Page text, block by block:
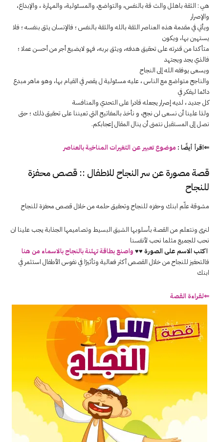
هي : الثقة باهلل والث قة بالنفس، والتواضع، والمسئولية، والمهارة ، والإبداع،
والإصرار
ويأتي في مقدمة هذه العناصر الثقة بالله والثقة بالنفس ؛ فالإنسان يثق بنفسه ؛ فلا
يستهین بها، ويكون
متأكدا من قدرته على تحقیق هدفه، ويثق بربه، فهو لايضيع أجر من أحسن عملا ؛
فالذي يجد ويجتهد
ويسعى يوفقه الله إلى النجاح
والناجح متواضع مع الناس ، عليه مسئولية ل يقصر في القيام بها، وهو ماهر مبدع
دائما ليفكر في
كل جديد ، لديه إصرار يجعله قادرا على التحدي والمنافسة
ولذا علینا أن نسعى لن نجح، و نأخذ بالمفاتيح التي تعیننا على تحقیق ذلك ؛ حتى
نصل إلى المستقبل نتمنى أن ينال المقال إعجابكم.
⇐اقرأ أيضًا : موضوع تعبير عن التغيرات المناخية بالعناصر
قصة مصورة عن سر النجاح للاطفال :: قصص محفزة
للنجاح
مشوقة علّم ابنك وحفزه للنجاح وتحقيق حلمه من خلال قصص محفزة للنجاح
لنرى ونتعلم من القصة بأسلوبها الشيق البسيط وتصاميمها الجذابة يجب علينا ان
نحب للجميع مثلما نحب لأنفسنا
اكتب الاسم على الصورة ♥♥ واصنع بطاقة تهئنة بالنجاح بالاسماء من هنا
فالتحفيز للنجاح من خلال القصص أكثر فعالية وتأثيرًا في نفوس الأطفال استثمر في
ابنك
⇐لقراءة القصة